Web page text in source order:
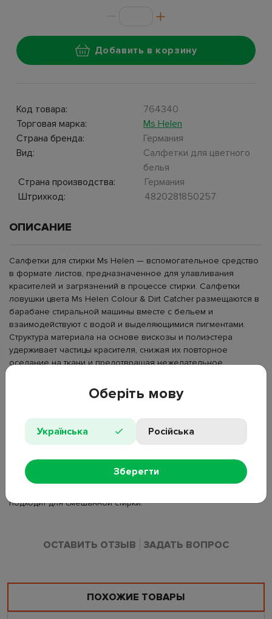
Добавить в корзину
Код товара:
764340
Торговая марка:
Ms Helen
Страна бренда:
Германия
Вид:
Салфетки для цветного
белья
Страна производства:
Германия
Штрихкод:
4820281850257
ОПИСАНИЕ
Салфетки для стирки Ms Helen — вспомогательное средство
в формате листов, предназначенное для улавливания
красителей и загрязнений в процессе стирки. Салфетки
ловушки цвета Ms Helen Colour & Dirt Catcher размещаются в
барабане стиральной машины вместе с бельем и
взаимодействуют с водой и выделяющимися пигментами.
Структура материала на основе вискозы и полиэстера
удерживает частицы красителя, снижая их повторное
оседание на ткани и предотвращая нежелательное
равномерно работают в процессе цикла стирки.
Назначение: улавливание красителей и загрязнений;
Количество в упаковке: 24 шт;
Дополнительный компонент: поликватерниум-10;
Тип стирки: автоматическая;
подходит для смешанной стирки.
ОСТАВИТЬ ОТЗЫВ ЗАДАТЬ ВОПРОС
ПОХОЖИЕ ТОВАРЫ
Оберіть мову
Українська Російська
Зберегти